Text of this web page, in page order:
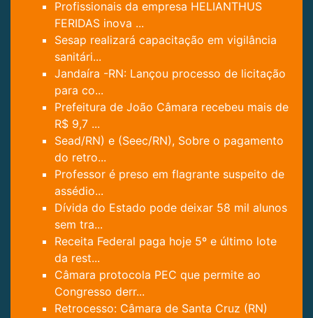
Profissionais da empresa HELIANTHUS
FERIDAS inova ...
Sesap realizará capacitação em vigilância
sanitári...
Jandaíra -RN: Lançou processo de licitação
para co...
Prefeitura de João Câmara recebeu mais de
R$ 9,7 ...
Sead/RN) e (Seec/RN), Sobre o pagamento
do retro...
Professor é preso em flagrante suspeito de
assédio...
Dívida do Estado pode deixar 58 mil alunos
sem tra...
Receita Federal paga hoje 5º e último lote
da rest...
Câmara protocola PEC que permite ao
Congresso derr...
Retrocesso: Câmara de Santa Cruz (RN)